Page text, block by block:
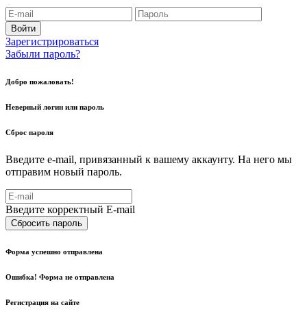
Войти
Зарегистрироваться
Забыли пароль?
Добро пожаловать!
Неверный логин или пароль
Сброс пароля
Введите e-mail, привязанный к вашему аккаунту. На него мы
отправим новый пароль.
Введите корректный E-mail
Сбросить пароль
Форма успешно отправлена
Ошибка! Форма не отправлена
Регистрация на сайте